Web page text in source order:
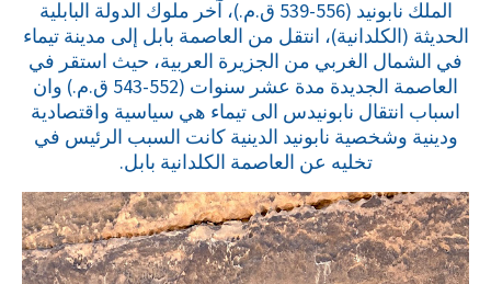
الملك نابونيد (556-539 ق.م.)، آخر ملوك الدولة البابلية
الحديثة (الكلدانية)، انتقل من العاصمة بابل إلى مدينة تيماء
في الشمال الغربي من الجزيرة العربية، حيث استقر في
العاصمة الجديدة مدة عشر سنوات (552-543 ق.م.) وان
اسباب انتقال نابونيدس الى تيماء هي سياسية واقتصادية
ودينية وشخصية نابونيد الدينية كانت السبب الرئيس في
تخليه عن العاصمة الكلدانية بابل.